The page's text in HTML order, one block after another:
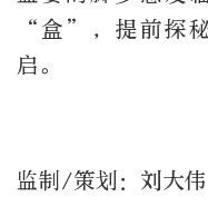
“盒”，提前探
启。
监制/策划：刘大